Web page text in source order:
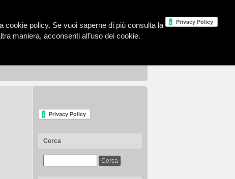
Cerca
cookie policy. Se vuoi saperne di più consulta la
maniera, acconsenti all’uso dei cookie.